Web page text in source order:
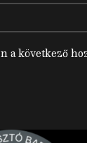
a következő